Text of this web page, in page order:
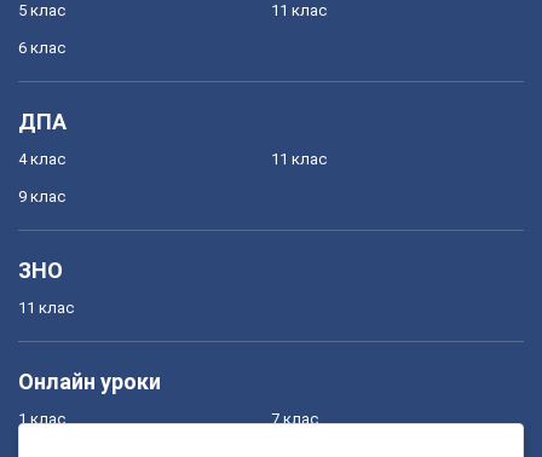
5 клас
6 клас
11 клас
ДПА
4 клас
9 клас
11 клас
ЗНО
11 клас
Онлайн уроки
1 клас 7 клас